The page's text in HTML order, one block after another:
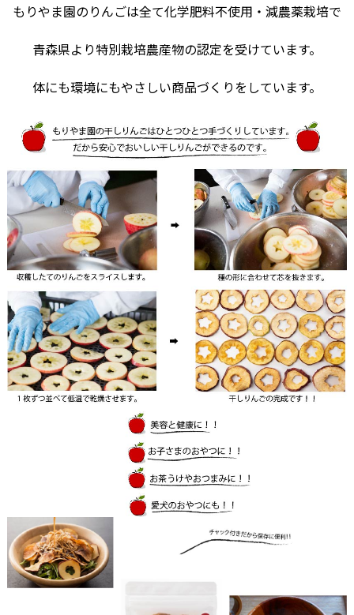
もりやま園のりんごは全て化学肥料不使用・減農薬栽培で
青森県より特別栽培農産物の認定を受けています。
体にも環境にもやさしい商品づくりをしています。